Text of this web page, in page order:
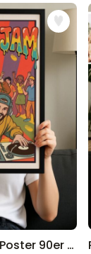
für Eltern
Frauen
Männer
für Mama
Papa
Kinder
die Freundin
den Freund
ab 10 €
Personalisierbares Poster 90er Party – Du als DJ